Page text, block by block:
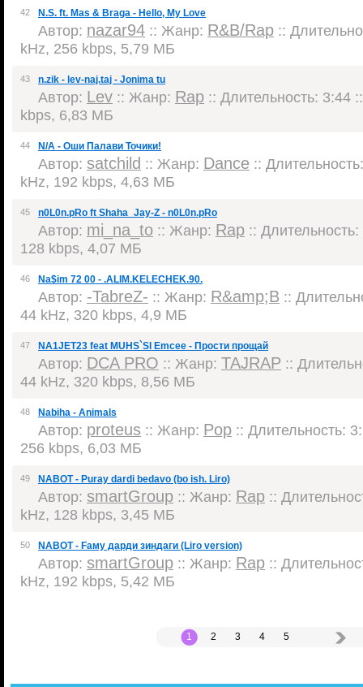
42 N.S. ft. Mas & Braga - Hello, My Love
Автор: nazar94 :: Жанр: R&B/Rap ::
kHz, 256 kbps, 5,79 МБ
43 n.zik - lev-naj.taj - Jonima tu
Автор: Lev :: Жанр: Rap :: Длительность: 3:44
kbps, 6,83 МБ
44 N/A - Оши Палави Точики!
Автор: satchild :: Жанр: Dance ::
kHz, 192 kbps, 4,63 МБ
45 n0L0n.pRo ft Shaha_Jay-Z - n0L0n.pRo
Автор: mi_na_to :: Жанр: Rap ::
128 kbps, 4,07 МБ
46 Na$im 72 00 - .ALIM.KELECHEK.90.
Автор: -TabreZ- :: Жанр: R&amp;B ::
44 kHz, 320 kbps, 4,9 МБ
47 NA1JET23 feat MUHS`SI Emcee - Прости прощай
Автор: DCA PRO :: Жанр: TAJRAP ::
44 kHz, 320 kbps, 8,56 МБ
48 Nabiha - Animals
Автор: proteus :: Жанр: Pop :: Длительность:
256 kbps, 6,03 МБ
49 NABOT - Puray dardi bedavo (bo ish. Liro)
Автор: smartGroup :: Жанр: Rap ::
kHz, 128 kbps, 3,45 МБ
50 NABOT - Faму дарди зиндаги (Liro version)
Автор: smartGroup :: Жанр: Rap ::
kHz, 192 kbps, 5,42 МБ
1 2 3 4 5